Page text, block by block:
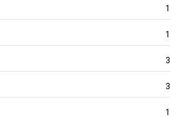
1
1
3
3
1